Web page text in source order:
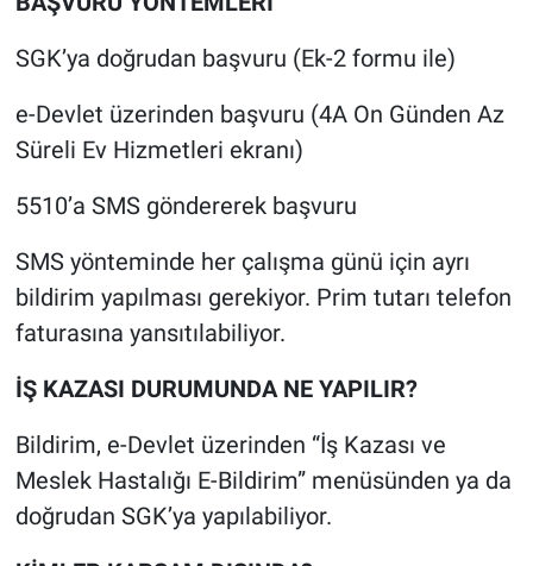
SGK’ya doğrudan başvuru (Ek-2 formu ile)
e-Devlet üzerinden başvuru (4A On Günden Az
Süreli Ev Hizmetleri ekranı)
5510’a SMS göndererek başvuru
SMS yönteminde her çalışma günü için ayrı
bildirim yapılması gerekiyor. Prim tutarı telefon
faturasına yansıtılabiliyor.
İŞ KAZASI DURUMUNDA NE YAPILIR?
Bildirim, e-Devlet üzerinden “İş Kazası ve
Meslek Hastalığı E-Bildirim” menüsünden ya da
doğrudan SGK’ya yapılabiliyor.